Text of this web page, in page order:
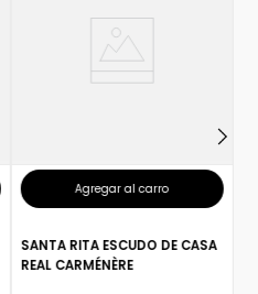
Agregar al carro
SANTA RITA ESCUDO DE CASA
REAL CARMÉNÈRE